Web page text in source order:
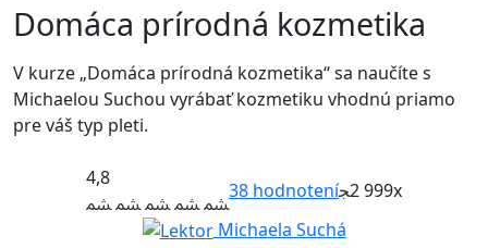
Domáca prírodná kozmetika
V kurze „Domáca prírodná kozmetika“ sa naučíte s
Michaelou Suchou vyrábať kozmetiku vhodnú priamo
pre váš typ pleti.
4,8
38 hodnotení 2 999x
Michaela Suchá